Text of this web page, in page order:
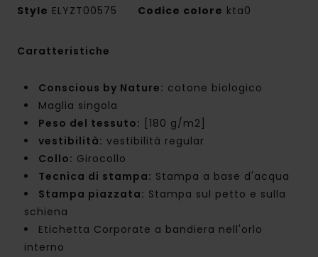
Style ELYZT00575 Codice colore kta0
Caratteristiche
Conscious by Nature: cotone biologico
Maglia singola
Peso del tessuto: [180 g/m2]
vestibilità: vestibilità regular
Collo: Girocollo
Tecnica di stampa: Stampa a base d'acqua
Stampa piazzata: Stampa sul petto e sulla
schiena
Etichetta Corporate a bandiera nell'orlo
interno